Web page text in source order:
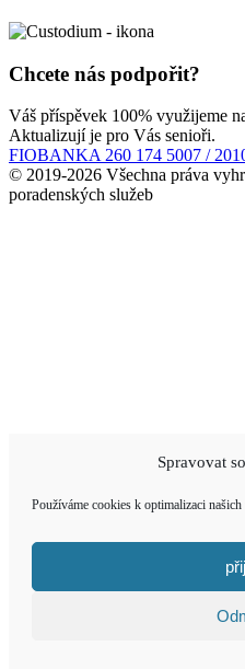
Spravovat
Používáme cookies k optimalizaci
Chcete nás podpořit?
Váš příspěvek 100% využijeme
Aktualizují je pro Vás senioři.
FIOBANKA 260 174 5007 /
© 2019-2026 Všechna práva
poradenských služeb